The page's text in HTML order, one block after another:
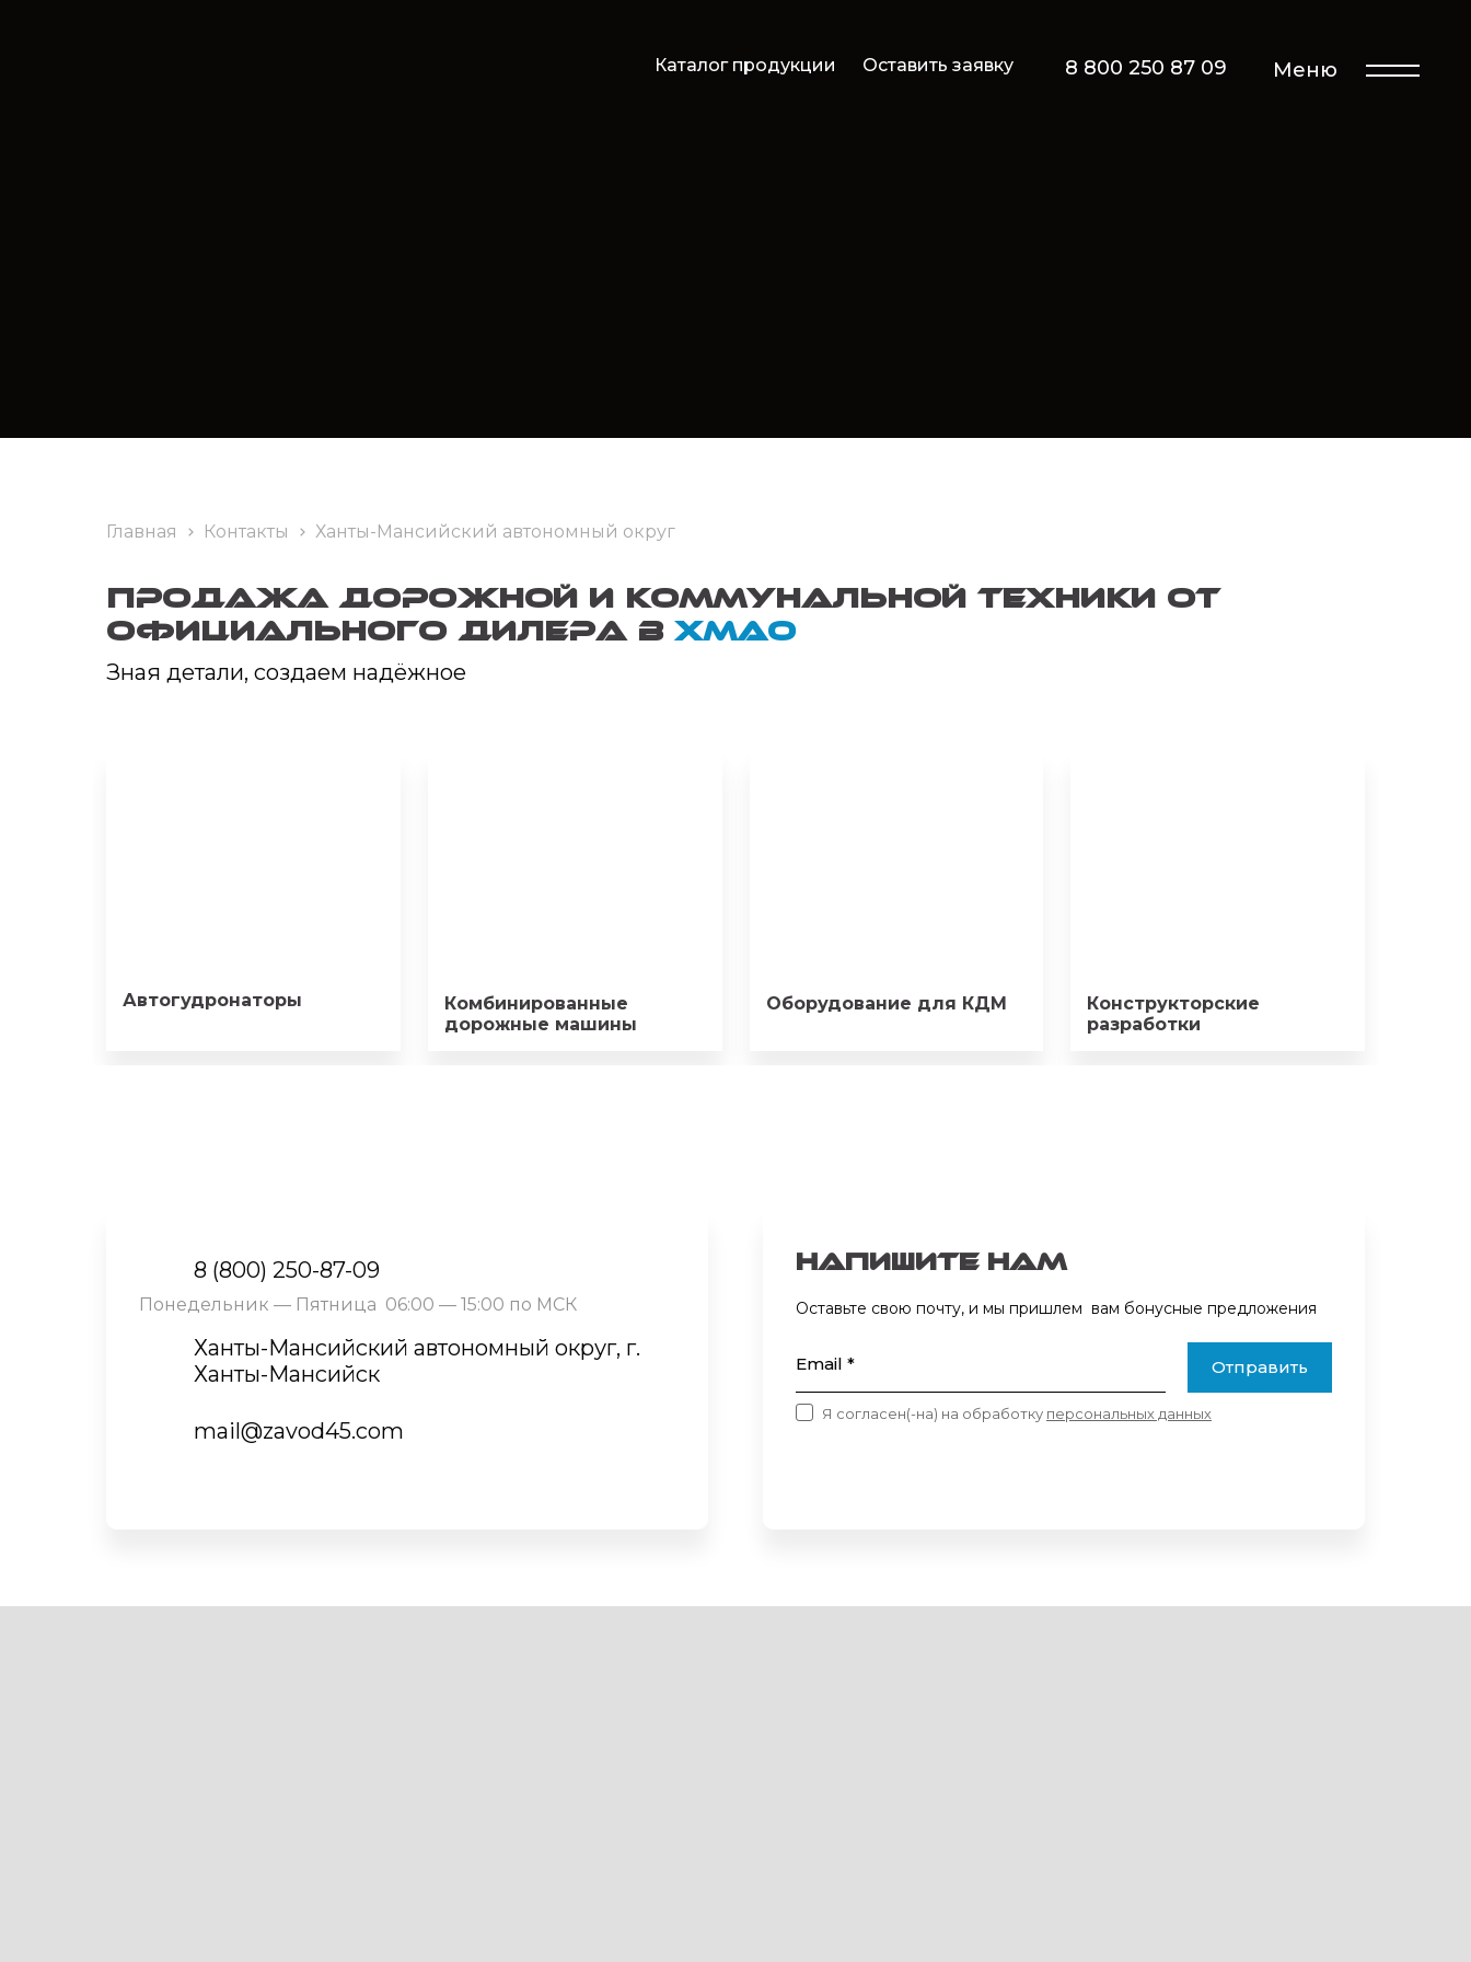
Меню
8 800 250 87 09
Каталог продукции Оставить заявку
Главная Контакты Ханты-Мансийский автономный округ
Продажа дорожной и коммунальной техники от
официального дилера в хмао
Зная детали, создаем надёжное
Автогудронаторы
Комбинированные
дорожные машины
Оборудование для КДМ
Конструкторские
разработки
8 (800) 250-87-09
Понедельник — Пятница 06:00 — 15:00 по МСК
Ханты-Мансийский автономный округ, г.
Ханты-Мансийск
mail@zavod45.com
Напишите нам
Оставьте свою почту, и мы пришлем вам бонусные предложения
Email * Отправить
Я согласен(-на) на обработку персональных данных